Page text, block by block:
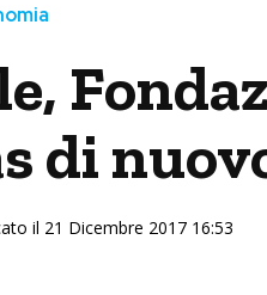
di
il 21 Dicembre 2017 16:53